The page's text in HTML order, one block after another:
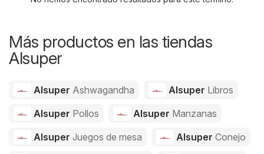
Más productos en las tiendas
Alsuper
Alsuper Ashwagandha Alsuper Libros
Alsuper Pollos Alsuper Manzanas
Alsuper Juegos de mesa Alsuper Conejo